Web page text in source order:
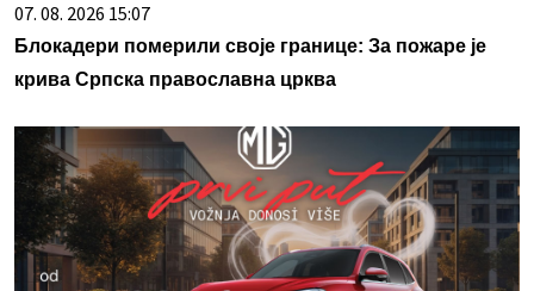
07. 08. 2026 15:07
Блокадери померили своје границе: За пожаре је
крива Српска православна црква